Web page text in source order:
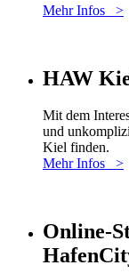
Mehr Infos >
HAW
Mit dem
und
Kiel finden.
Mehr Infos >
Online-